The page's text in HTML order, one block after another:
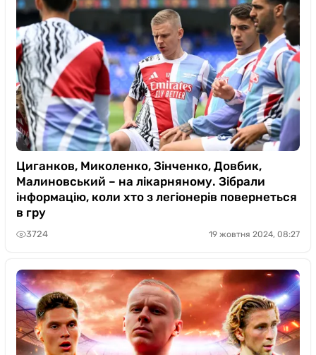
Циганков, Миколенко, Зінченко, Довбик,
Малиновський – на лікарняному. Зібрали
інформацію, коли хто з легіонерів повернеться
в гру
3724 19 жовтня 2024, 08:27